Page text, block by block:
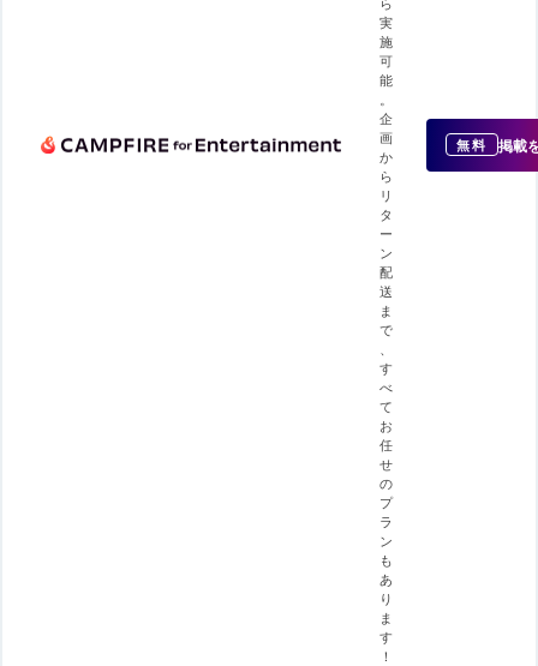
実
施
可
能
企
画
か
ら
リ
タ
ー
ン
配
送
ま
で
す
べ
て
お
任
せ
の
プ
ラ
ン
も
あ
り
ま
す
！
無料 掲載